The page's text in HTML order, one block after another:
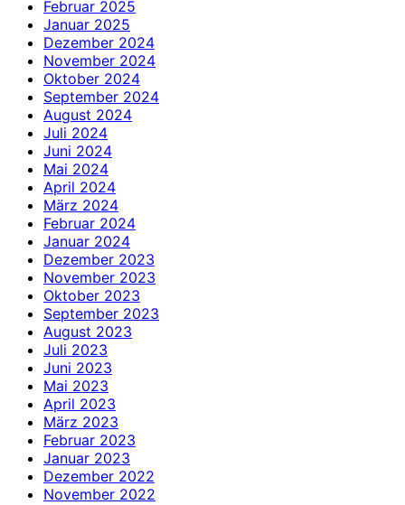
Februar 2025
Januar 2025
Dezember 2024
November 2024
Oktober 2024
September 2024
August 2024
Juli 2024
Juni 2024
Mai 2024
April 2024
März 2024
Februar 2024
Januar 2024
Dezember 2023
November 2023
Oktober 2023
September 2023
August 2023
Juli 2023
Juni 2023
Mai 2023
April 2023
März 2023
Februar 2023
Januar 2023
Dezember 2022
November 2022